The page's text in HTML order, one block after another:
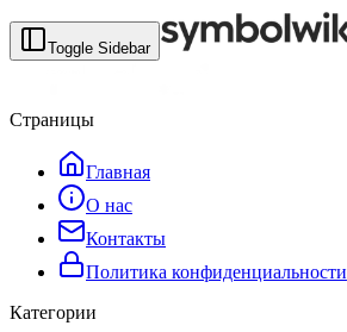
Toggle Sidebar
Страницы
Главная
О нас
Контакты
Политика конфиденциальности
Категории